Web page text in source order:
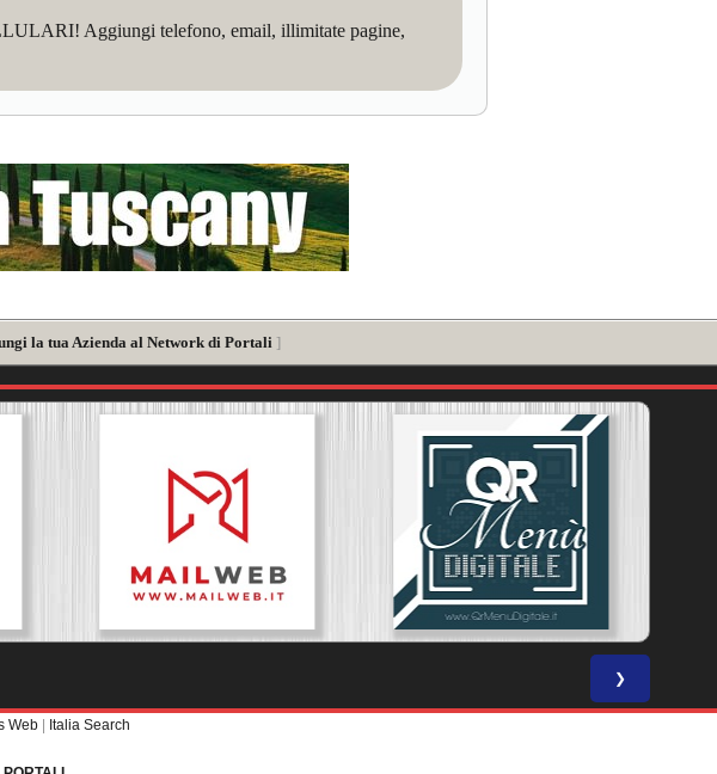
Aggiungi telefono, email, illimitate pagine,
la tua Azienda al Network di Portali ]
❯
Web | Italia Search